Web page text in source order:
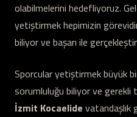
olabilmelerini hedefliyoruz.
yetiştirmek hepimizin
biliyor ve başarı ile
Sporcular yetiştirmek büyük
sorumluluğu biliyor ve gerekli
İzmit Kocaelide vatandaşlık